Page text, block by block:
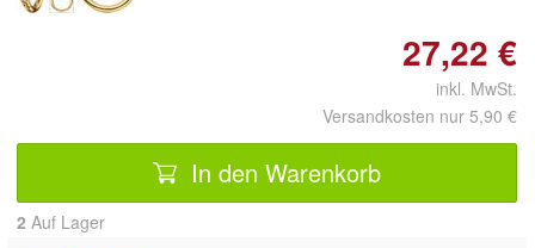
27,22 €
inkl. MwSt.
Versandkosten nur 5,90 €
In den Warenkorb
2 Auf Lager